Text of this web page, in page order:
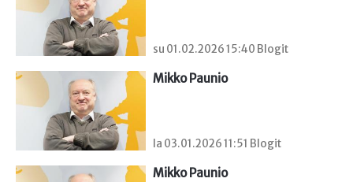
su 01.02.2026 15:40 Blogit
Mikko Paunio
la 03.01.2026 11:51 Blogit
Mikko Paunio